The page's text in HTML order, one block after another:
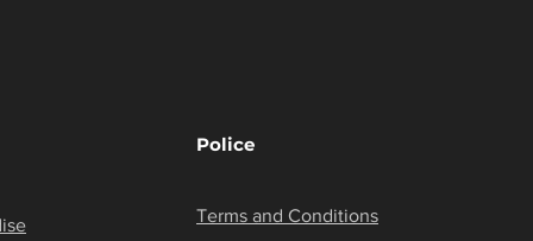
Police
Terms and Conditions